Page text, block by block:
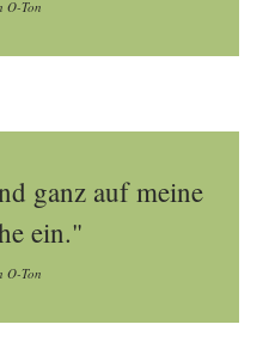
O-Ton
ganz auf meine
ein."
O-Ton